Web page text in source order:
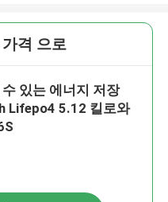
격 으로
있는 에너지 저장
Lifepo4 5.12 킬로와